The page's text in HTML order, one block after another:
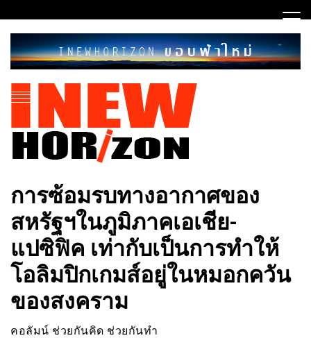
to
content
INEWHORIZON
การซ้อมรบทางอากาศของ
สหรัฐฯในภูมิภาคเอเชีย-
แปซิฟิค เท่ากับเป็นการทำให้
โอลิมปิกเกมส์อยู่ในหมอกควัน
ของสงคราม
คอลัมน์ ช่วยกันคิด ช่วยกันทำ